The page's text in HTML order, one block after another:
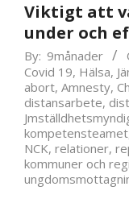
Viktigt att
under och
By: 9månader
Covid 19, Hälsa,
abort, Amnesty,
distansarbete,
kompetensteamet
NCK, relationer,
kommuner och